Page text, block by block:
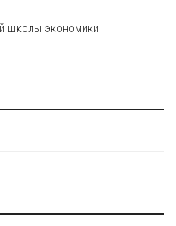
школы экономики